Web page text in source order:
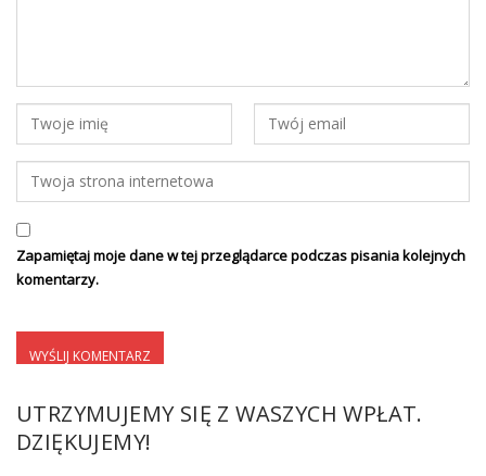
Zapamiętaj moje dane w tej przeglądarce podczas pisania kolejnych
komentarzy.
UTRZYMUJEMY SIĘ Z WASZYCH WPŁAT.
DZIĘKUJEMY!